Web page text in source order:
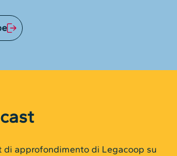
di approfondimento di Legacoop su